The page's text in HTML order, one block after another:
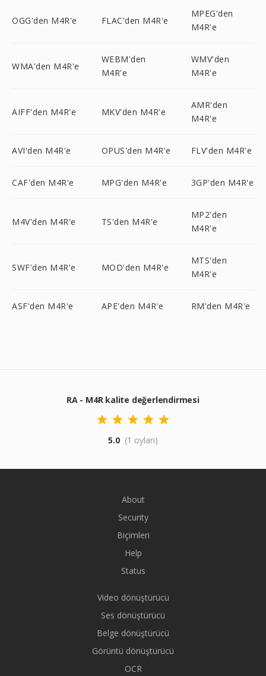
OGG'den M4R'e FLAC'den M4R'e
MPEG'den
M4R'e
WMA'den M4R'e
WEBM'den
M4R'e
WMV'den
M4R'e
AIFF'den M4R'e MKV'den M4R'e
AMR'den
M4R'e
AVI'den M4R'e OPUS'den M4R'e FLV'den M4R'e
CAF'den M4R'e MPG'den M4R'e 3GP'den M4R'e
M4V'den M4R'e TS'den M4R'e
MP2'den
M4R'e
SWF'den M4R'e MOD'den M4R'e
MTS'den
M4R'e
ASF'den M4R'e APE'den M4R'e RM'den M4R'e
RA - M4R kalite değerlendirmesi
5.0 (1 oyları)
About
Security
Biçimleri
Help
Status
Video dönüştürücü
Ses dönüştürücü
Belge dönüştürücü
Görüntü dönüştürücü
OCR